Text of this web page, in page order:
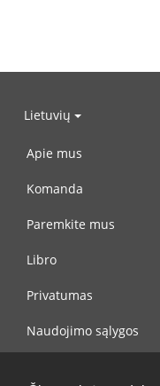
Lietuvių
Apie mus
Komanda
Paremkite mus
Libro
Privatumas
Naudojimo sąlygos